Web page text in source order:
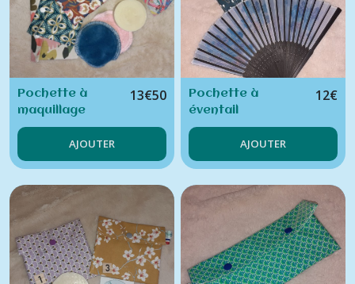
Pochette à
maquillage
13€50
AJOUTER
Pochette à
éventail
12€
AJOUTER